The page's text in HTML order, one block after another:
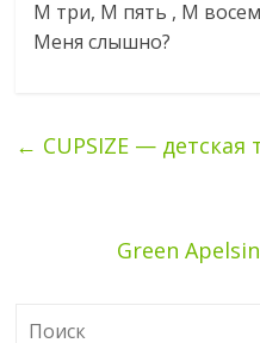
M три, M пять , M
Меня слышно?
← CUPSIZE — детская
Green